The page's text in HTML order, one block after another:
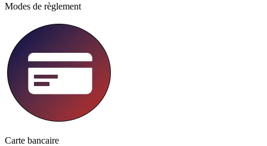
Modes de règlement
Carte bancaire